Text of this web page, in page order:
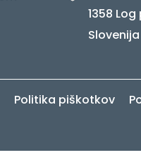
1358
Slovenija
Politika piškotkov